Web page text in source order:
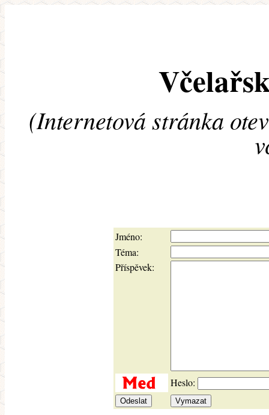
(Internetová stránka
Jméno:
Téma:
Příspěvek:
Heslo: